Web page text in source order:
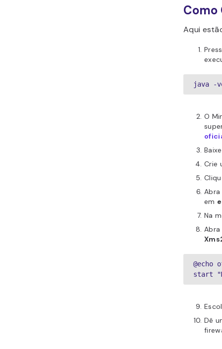
Como
Aqui
java -
O
Crie
Abra
em
Na
@echo
start
Dê